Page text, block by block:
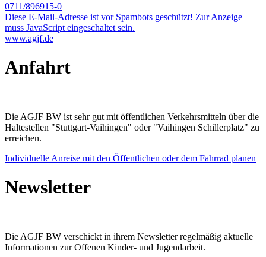
0711/896915-0
Diese E-Mail-Adresse ist vor Spambots geschützt! Zur Anzeige
muss JavaScript eingeschaltet sein.
www.agjf.de
Anfahrt
Die AGJF BW ist sehr gut mit öffentlichen Verkehrsmitteln über die
Haltestellen "Stuttgart-Vaihingen" oder "Vaihingen Schillerplatz" zu
erreichen.
Individuelle Anreise mit den Öffentlichen oder dem Fahrrad planen
Newsletter
Die AGJF BW verschickt in ihrem Newsletterregelmäßig aktuelle
Informationen zurOffenen Kinder- und Jugendarbeit.